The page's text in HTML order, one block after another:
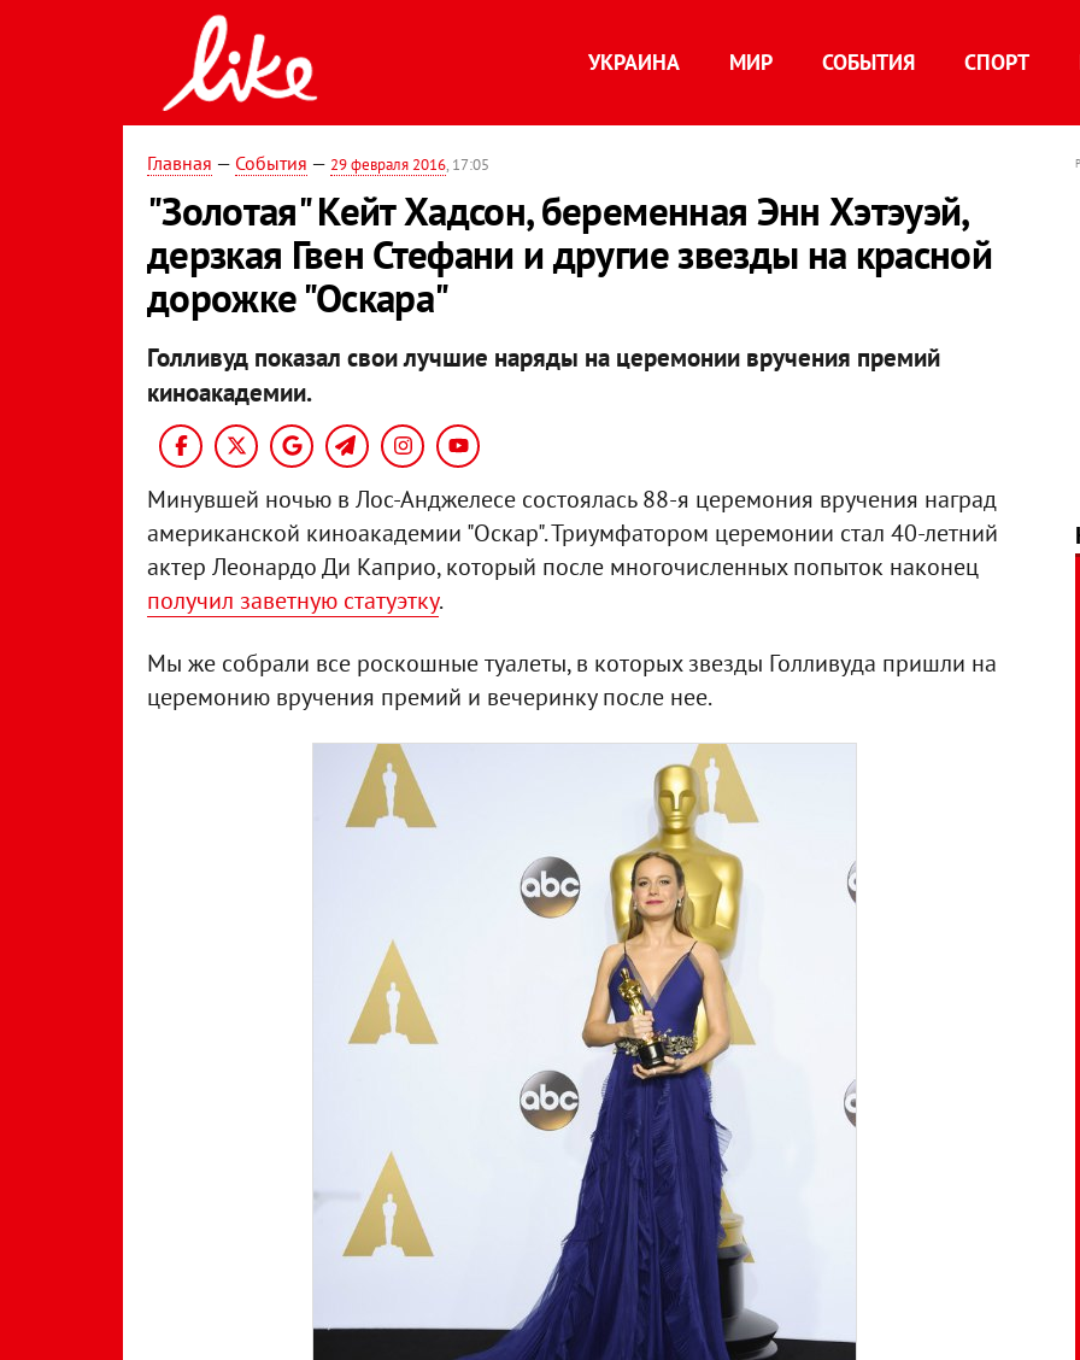
УКРАИНА МИР СОБЫТИЯ СПОРТ
Главная — События — 29 февраля 2016, 17:05
"Золотая" Кейт Хадсон, беременная Энн Хэтэуэй,
дерзкая Гвен Стефани и другие звезды на красной
дорожке "Оскара"
Голливуд показал свои лучшие наряды на церемонии вручения премий
киноакадемии.
Минувшей ночью в Лос-Анджелесе состоялась 88-я церемония вручения наград
американской киноакадемии "Оскар". Триумфатором церемонии стал 40-летний
актер Леонардо Ди Каприо, который после многочисленных попыток наконец
получил заветную статуэтку.
Мы же собрали все роскошные туалеты, в которых звезды Голливуда пришли на
церемонию вручения премий и вечеринку после нее.